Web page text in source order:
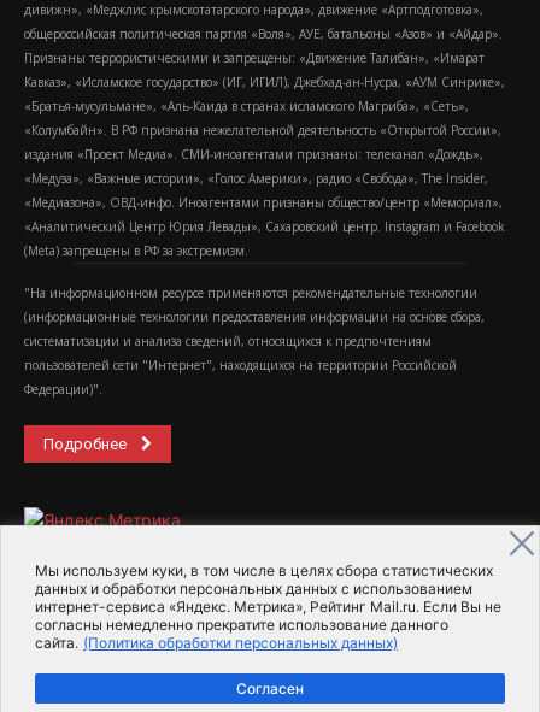
Мы используем куки, в том числе в целях сбора статистических
данных и обработки персональных данных с использованием
интернет-сервиса «Яндекс. Метрика», Рейтинг Mail.ru. Если Вы не
согласны немедленно прекратите использование данного
сайта. (Политика обработки персональных данных)
Согласен
дивижн», «Меджлис крымскотатарского народа», движение «Артподготовка»,
общероссийская политическая партия «Воля», АУЕ, батальоны «Азов» и «Айдар».
Признаны террористическими и запрещены: «Движение Талибан», «Имарат
Кавказ», «Исламское государство» (ИГ, ИГИЛ), Джебхад-ан-Нусра, «АУМ Синрике»,
«Братья-мусульмане», «Аль-Каида в странах исламского Магриба», «Сеть»,
«Колумбайн». В РФ признана нежелательной деятельность «Открытой России»,
издания «Проект Медиа». СМИ-иноагентами признаны: телеканал «Дождь»,
«Медуза», «Важные истории», «Голос Америки», радио «Свобода», The Insider,
«Медиазона», ОВД-инфо. Иноагентами признаны общество/центр «Мемориал»,
«Аналитический Центр Юрия Левады», Сахаровский центр. Instagram и Facebook
(Metа) запрещены в РФ за экстремизм.
"На информационном ресурсе применяются рекомендательные технологии
(информационные технологии предоставления информации на основе сбора,
систематизации и анализа сведений, относящихся к предпочтениям
пользователей сети "Интернет", находящихся на территории Российской
Федерации)".
Подробнее
2015-2026- Информационное агентство МедиаПоток
Для справки Об издании
Пользовательское соглашение
Политика обработки персональных данных